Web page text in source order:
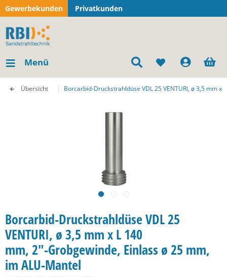
Gewerbekunden Privatkunden
Menü
Übersicht Borcarbid-Druckstrahldüse VDL 25 VENTURI, ø 3,5 mm x
Borcarbid-Druckstrahldüse VDL 25
VENTURI, ø 3,5 mm x L 140
mm, 2"-Grobgewinde, Einlass ø 25 mm,
im ALU-Mantel